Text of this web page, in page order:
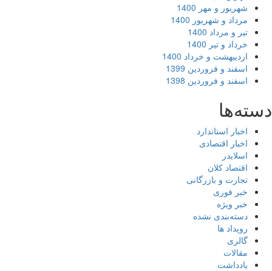
شهریور و مهر 1400
مرداد و شهریور 1400
تیر و مرداد 1400
خرداد و تیر 1400
اردیبهشت و خرداد 1400
اسفند و فروردین 1399
اسفند و فروردین 1398
اخبار استاندارد
اخبار اقتصادی
اسلایدر
اقتصاد کلان
تجارت و بازرگانی
خبر فوری
خبر ویژه
دسته‌بندی نشده
رویداد ها
گالری
مقالات
یادداشت